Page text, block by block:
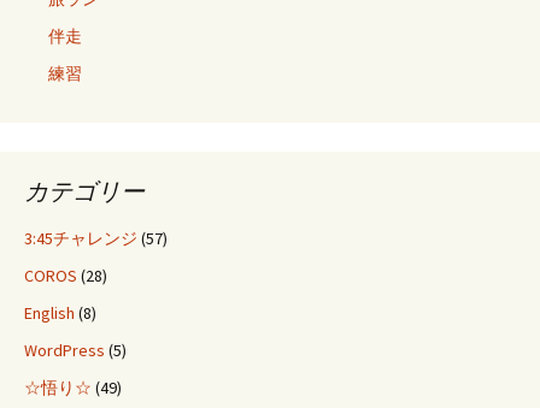
伴走
練習
カテゴリー
3:45チャレンジ (57)
COROS (28)
English (8)
WordPress (5)
☆悟り☆ (49)